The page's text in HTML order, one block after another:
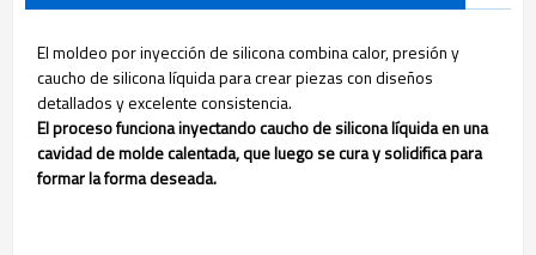
El moldeo por inyección de silicona combina calor, presión y
caucho de silicona líquida para crear piezas con diseños
detallados y excelente consistencia.
El proceso funciona inyectando caucho de silicona líquida en una
cavidad de molde calentada, que luego se cura y solidifica para
formar la forma deseada.